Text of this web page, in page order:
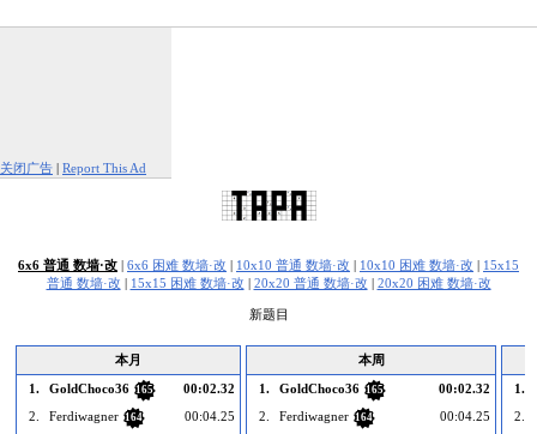
关闭广告 | Report This Ad
6x6 普通 数墙·改 | 6x6 困难 数墙·改 | 10x10 普通 数墙·改 | 10x10 困难 数墙·改 | 15x15
普通 数墙·改 | 15x15 困难 数墙·改 | 20x20 普通 数墙·改 | 20x20 困难 数墙·改
新题目
本月
1.
GoldChoco36 165
00:02.32
2.
Ferdiwagner 164
00:04.25
本周
1.
GoldChoco36 165
00:02.32
2.
Ferdiwagner 164
00:04.25
1.
2.